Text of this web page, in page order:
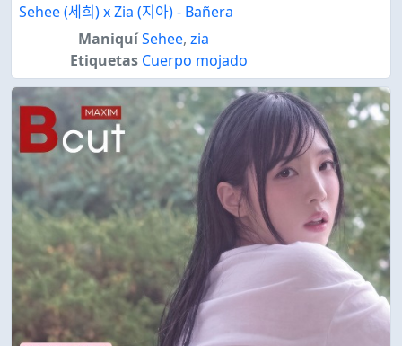
Sehee (세희) x Zia (지아) - Bañera
ManiquíSehee, zia
Etiquetas Cuerpo mojado